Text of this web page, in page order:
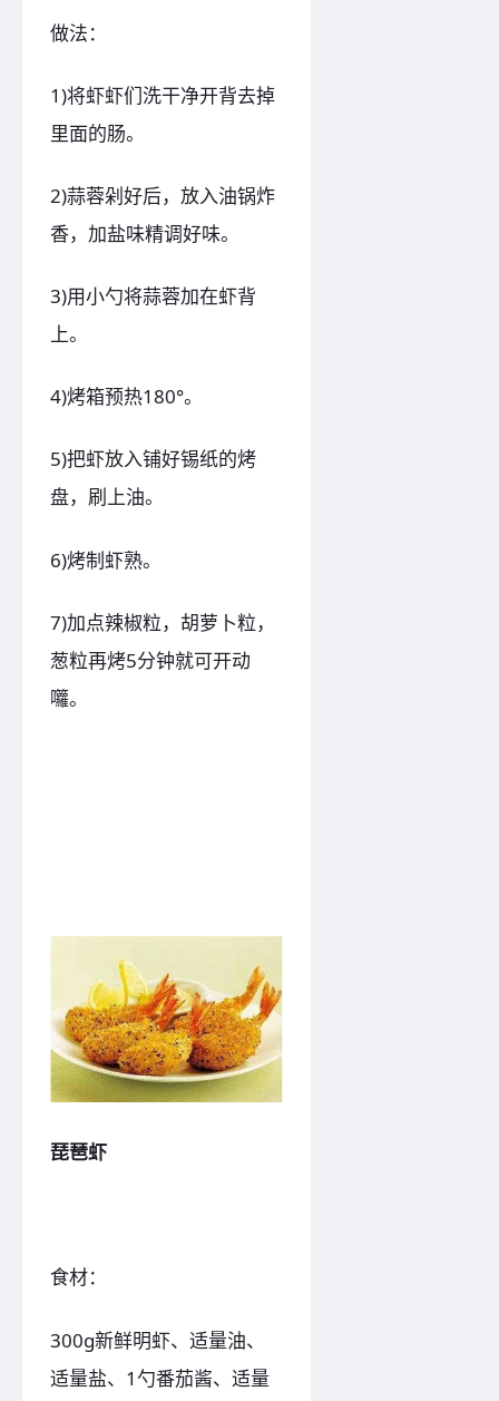
做法：
1)将虾虾们洗干净开背去掉
里面的肠。
2)蒜蓉剁好后，放入油锅炸
香，加盐味精调好味。
3)用小勺将蒜蓉加在虾背
上。
4)烤箱预热180°。
5)把虾放入铺好锡纸的烤
盘，刷上油。
6)烤制虾熟。
7)加点辣椒粒，胡萝卜粒，
葱粒再烤5分钟就可开动
囖。
琵琶虾
食材：
300g新鲜明虾、适量油、
适量盐、1勺番茄酱、适量